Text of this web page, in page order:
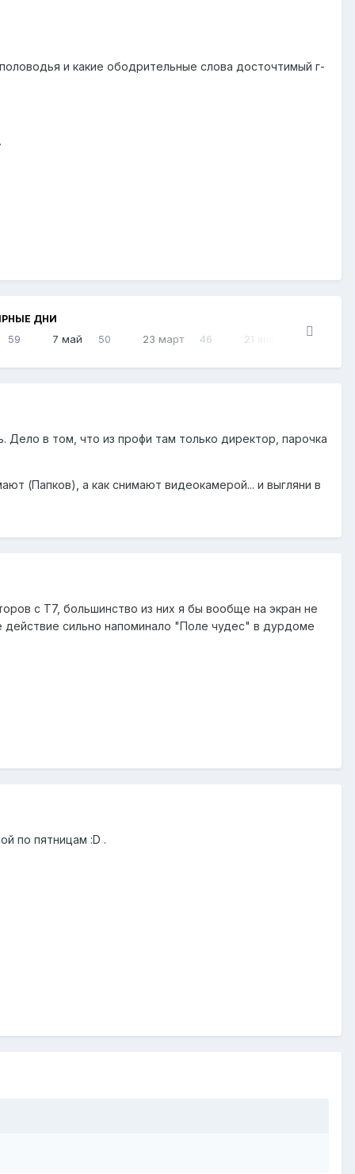
и какие ободрительные слова досточтимый г-
ДНИ
59 7 май 50 23 март 46 21 янв
Дело в том, что из профи там только директор, парочка
(Папков), а как снимают видеокамерой... и выгляни в
с Т7, большинство из них я бы вообще на экран не
сильно напоминало "Поле чудес" в дурдоме
по пятницам :D .